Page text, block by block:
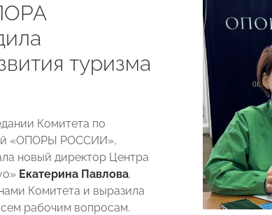
туризма
Комитета по
«ОПОРЫ РОССИИ»,
новый директор Центра
Екатерина Павлова.
Комитета и выразила
рабочим вопросам.